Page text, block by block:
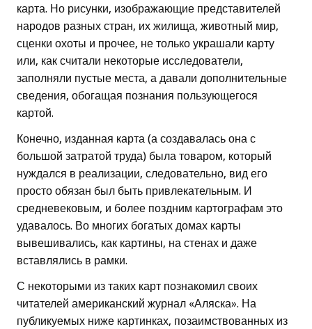
карта. Но рисунки, изображающие представителей
народов разных стран, их жилища, животный мир,
сценки охоты и прочее, не только украшали карту
или, как считали некоторые исследователи,
заполняли пустые места, а давали дополнительные
сведения, обогащая познания пользующегося
картой.
Конечно, изданная карта (а создавалась она с
большой затратой труда) была товаром, который
нуждался в реализации, следовательно, вид его
просто обязан был быть привлекательным. И
средневековым, и более поздним картографам это
удавалось. Во многих богатых домах карты
вывешивались, как картины, на стенах и даже
вставлялись в рамки.
С некоторыми из таких карт познакомил своих
читателей американский журнал «Аляска». На
публикуемых ниже картинках, позаимствованных из